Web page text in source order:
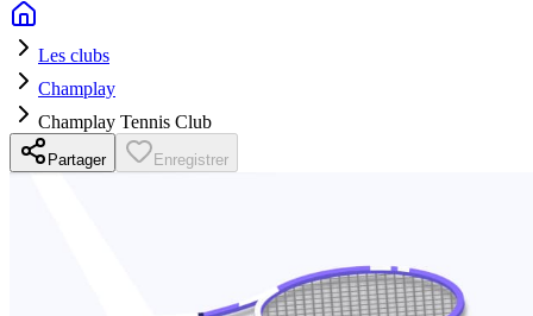
Les clubs
Champlay
Champlay Tennis Club
Partager Enregistrer